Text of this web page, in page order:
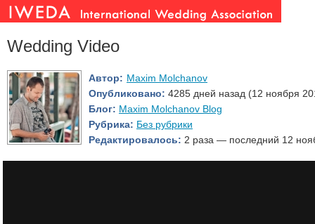
Wedding Video
Автор: Maxim Molchanov
Опубликовано: 4285 дней назад (12 ноября
Блог: Maxim Molchanov Blog
Рубрика: Без рубрики
Редактировалось: 2 раза — последний 12